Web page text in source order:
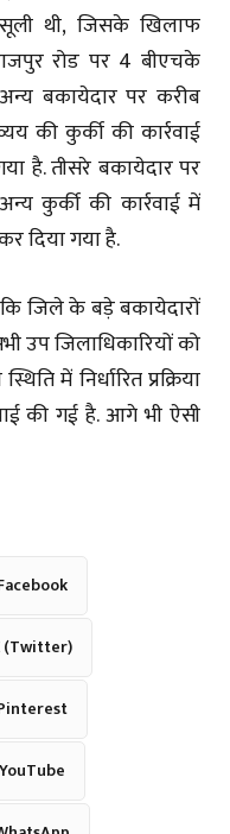
थी, जिसके खिलाफ
रोड पर 4 बीएचके
बकायेदार पर करीब
की कुर्की की कार्रवाई
है. तीसरे बकायेदार पर
कुर्की की कार्रवाई में
दिया गया है.
जिले के बड़े बकायेदारों
उप जिलाधिकारियों को
में निर्धारित प्रक्रिया
की गई है. आगे भी ऐसी
(Twitter)